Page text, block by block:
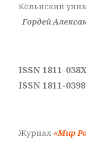
Кёльнский
Гордей
ISSN 1811-
ISSN 1811-
Журнал «Мир